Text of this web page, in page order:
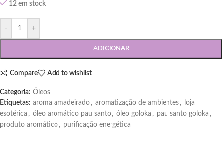
12 em stock
- +
ADICIONAR
Compare Add to wishlist
Categoria: Óleos
Etiquetas: aroma amadeirado , aromatização de ambientes ,
loja
esotérica , óleo aromático pau santo , óleo goloka , pau santo goloka ,
produto aromático , purificação energética